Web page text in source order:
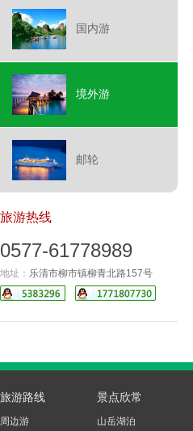
国内游
境外游
邮轮
旅游热线
0577-61778989
地址： 乐清市柳市镇柳青北路157号
旅游路线
周边游
景点欣常
山岳湖泊